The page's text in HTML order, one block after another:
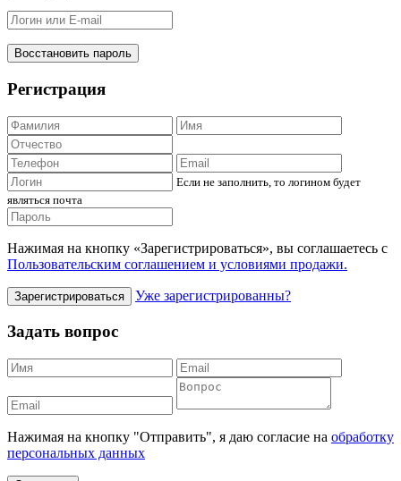
Восстановить пароль
Регистрация
Если не заполнить, то логином будет
являться почта
Нажимая на кнопку «Зарегистрироваться», вы соглашаетесь с
Пользовательским соглашением и условиями продажи.
Зарегистрироваться Уже зарегистрированны?
Задать вопрос
Нажимая на кнопку "Отправить", я даю согласие на обработку
персональных данных